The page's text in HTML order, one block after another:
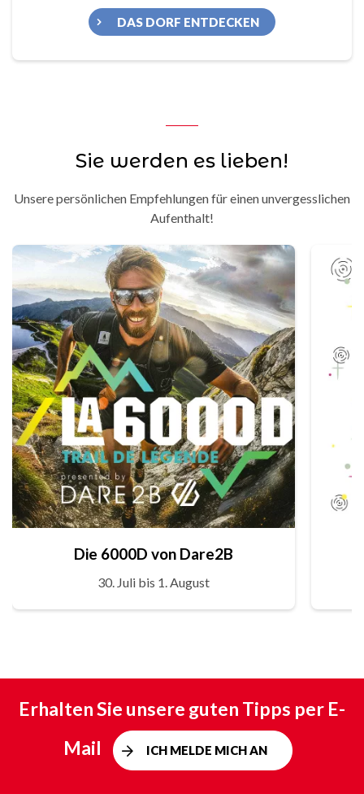
DAS DORF ENTDECKEN
Sie werden es lieben!
Unsere persönlichen Empfehlungen für einen unvergesslichen
Aufenthalt!
Die 6000D von Dare2B
30. Juli bis 1. August
Erhalten Sie unsere guten Tipps per E-
Mail
ICH MELDE MICH AN